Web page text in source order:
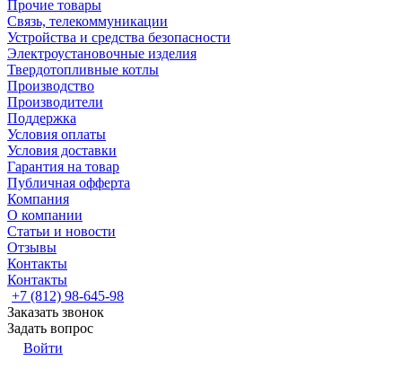
Прочие товары
Связь, телекоммуникации
Устройства и средства безопасности
Электроустановочные изделия
Твердотопливные котлы
Производство
Производители
Поддержка
Условия оплаты
Условия доставки
Гарантия на товар
Публичная офферта
Компания
О компании
Статьи и новости
Отзывы
Контакты
Контакты
+7 (812) 98-645-98
Заказать звонок
Задать вопрос
Войти